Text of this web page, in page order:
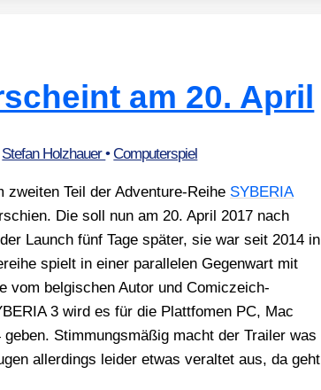
am 20. April
Stefan Holzhauer•Computerspiel
Teil der Adven­ture-Rei­he SYBERIA
Die soll nun am 20. April 2017 nach
Launch fünf Tage spä­ter, sie war seit 2014 in
spielt in einer par­al­le­len Gegen­wart mit
vom bel­gi­schen Autor und Comic­zeich­
3 wird es für die Platt­fo­men PC, Mac
Stim­mungs­mä­ßig macht der Trai­ler was
aller­dings lei­der etwas ver­al­tet aus, da geht